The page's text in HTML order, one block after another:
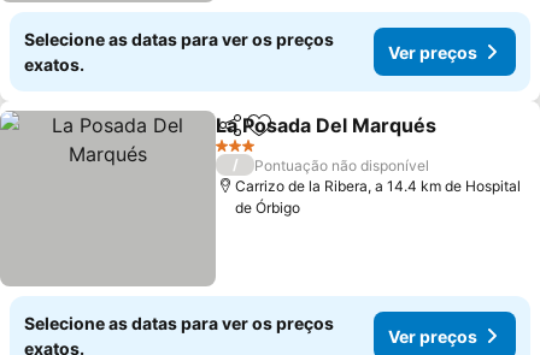
Selecione as datas para ver os preços
exatos.
Ver preços
PartilharAdicionar aos favoritos
La Posada Del Marqués
3 Estrelas
/
Pontuação não disponível
Carrizo de la Ribera, a 14.4 km de Hospital
de Órbigo
Selecione as datas para ver os preços
exatos.
Ver preços